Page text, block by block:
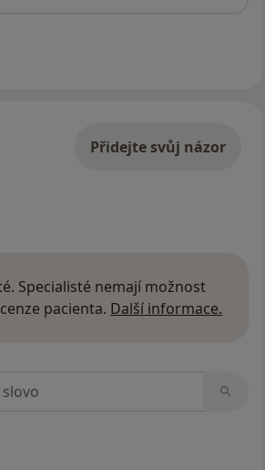
Přidejte svůj názor
Specialisté nemají možnost
pacienta. Další informace.